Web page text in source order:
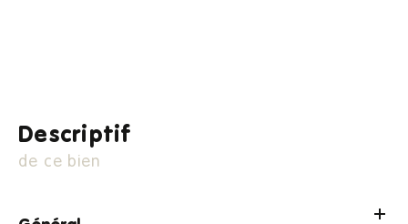
descriptif
de ce bien